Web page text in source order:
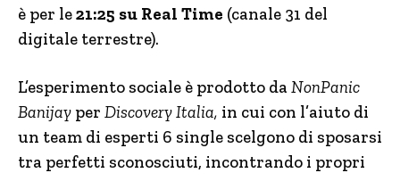
è per le21:25 su Real Time (canale 31 del
digitale terrestre).
L’esperimento sociale è prodotto daNonPanic
Banijay per Discovery Italia, in cui con l’aiuto di
un team di esperti 6 single scelgono di sposarsi
tra perfetti sconosciuti, incontrando i propri